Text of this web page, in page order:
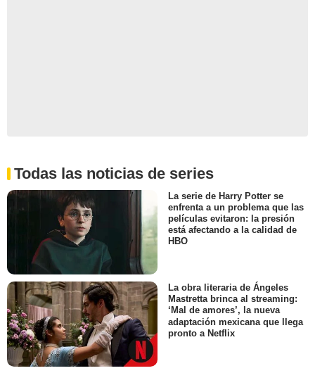
Todas las noticias de series
La serie de Harry Potter se
enfrenta a un problema que las
películas evitaron: la presión
está afectando a la calidad de
HBO
La obra literaria de Ángeles
Mastretta brinca al streaming:
‘Mal de amores’, la nueva
adaptación mexicana que llega
pronto a Netflix